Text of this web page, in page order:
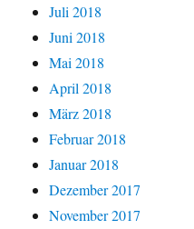
Juli 2018
Juni 2018
Mai 2018
April 2018
März 2018
Februar 2018
Januar 2018
Dezember 2017
November 2017